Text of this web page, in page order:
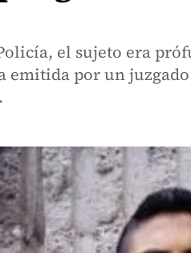
el sujeto era
emitida por un